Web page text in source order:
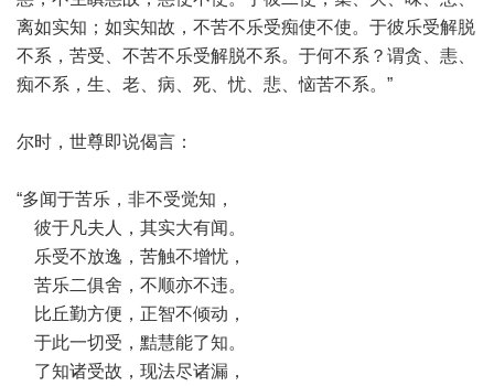
离如实知；如实知故，不苦不乐受痴使不使。于彼乐受解脱
不系，苦受、不苦不乐受解脱不系。于何不系？谓贪、恚、
痴不系，生、老、病、死、忧、悲、恼苦不系。”
尔时，世尊即说偈言：
“多闻于苦乐，非不受觉知，
彼于凡夫人，其实大有闻。
乐受不放逸，苦触不增忧，
苦乐二俱舍，不顺亦不违。
比丘勤方便，正智不倾动，
于此一切受，黠慧能了知。
了知诸受故，现法尽诸漏，